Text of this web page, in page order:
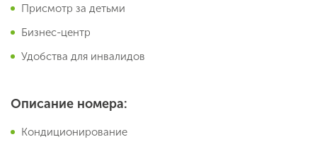
Присмотр за детьми
Бизнес-центр
Удобства для инвалидов
Описание номера:
Кондиционирование